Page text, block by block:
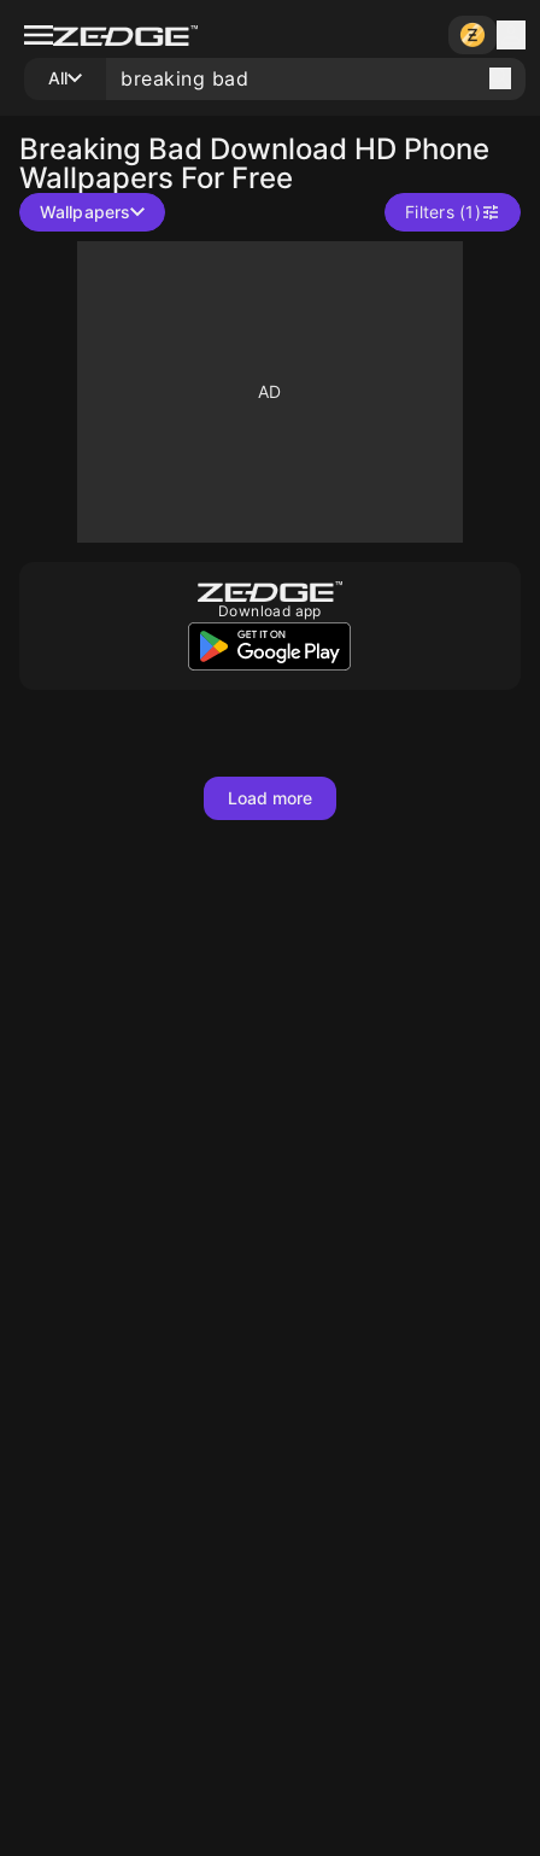
All
Breaking Bad Download HD Phone
Wallpapers For Free
Wallpapers Filters (1)
Download app
Load more